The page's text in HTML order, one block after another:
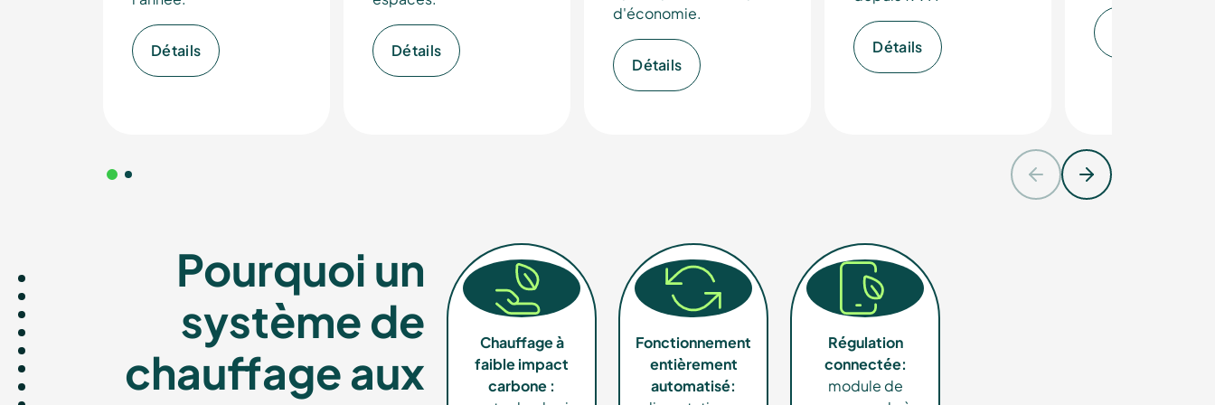
ÖkoFEN
Le spécialiste de la
chaudière à
Détails Détails
d'économie.
Détails
Détails
Pourquoi un
système de
chauffage aux
Chauffage à
faible impact
carbone :
Fonctionnement
entièrement
automatisé:
Régulation
connectée:
module de